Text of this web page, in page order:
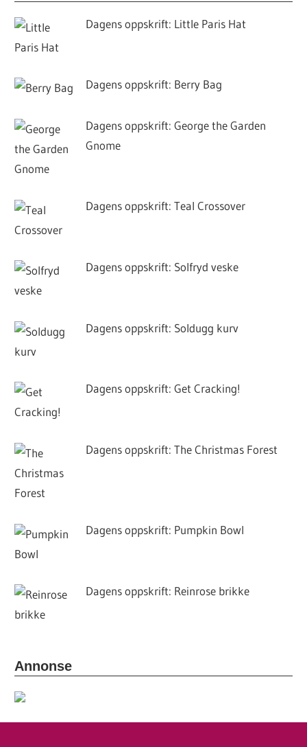
Dagens oppskrift: Little Paris Hat
Dagens oppskrift: Berry Bag
Dagens oppskrift: George the Garden
Gnome
Dagens oppskrift: Teal Crossover
Dagens oppskrift: Solfryd veske
Dagens oppskrift: Soldugg kurv
Dagens oppskrift: Get Cracking!
Dagens oppskrift: The Christmas Forest
Dagens oppskrift: Pumpkin Bowl
Dagens oppskrift: Reinrose brikke
Annonse